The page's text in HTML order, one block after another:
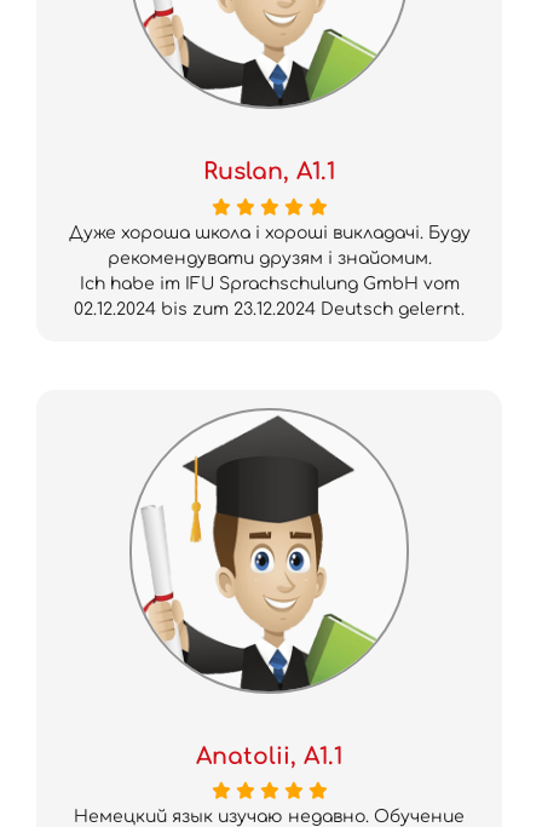
Ruslan, A1.1
Дуже хороша школа і хороші викладачі. Буду
рекомендувати друзям і знайомим.
Ich habe im IFU Sprachschulung GmbH vom
02.12.2024 bis zum 23.12.2024 Deutsch gelernt.
Anatolii, A1.1
Немецкий язык изучаю недавно. Обучение